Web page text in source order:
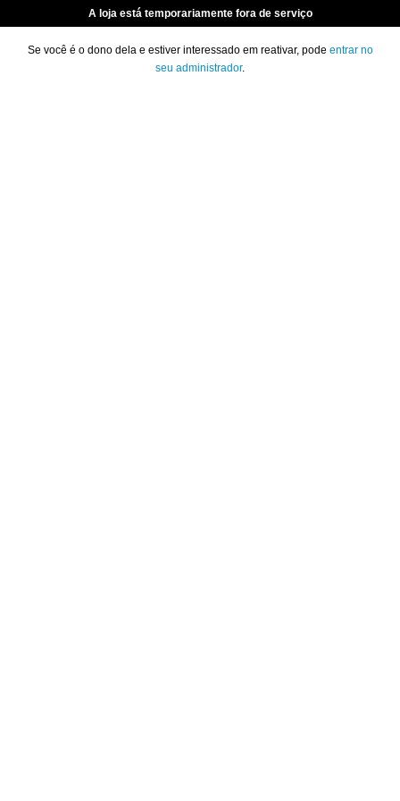
A loja está temporariamente fora de serviço
Se você é o dono dela e estiver interessado em reativar, pode entrar no
seu administrador.